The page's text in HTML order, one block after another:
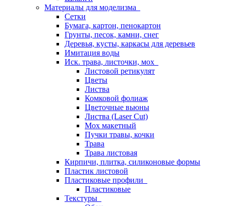
Материалы для моделизма
Сетки
Бумага, картон, пенокартон
Грунты, песок, камни, снег
Деревья, кусты, каркасы для деревьев
Имитация воды
Иск. трава, листочки, мох
Листовой ретикулят
Цветы
Листва
Комковой фолиаж
Цветочные вьюны
Листва (Laser Cut)
Мох макетный
Пучки травы, кочки
Трава
Трава листовая
Кирпичи, плитка, силиконовые формы
Пластик листовой
Пластиковые профили
Пластиковые
Текстуры